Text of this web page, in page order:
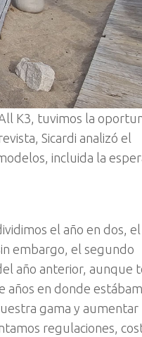
K3, tuvimos la
Sicardi analizó el
incluida la
el año en dos,
embargo, el segundo
año anterior, aunque
años en donde
gama y aumentar
regulaciones,